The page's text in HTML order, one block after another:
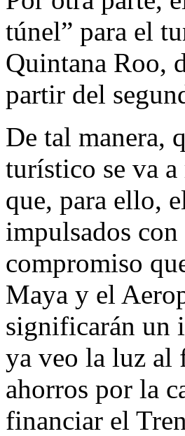
túnel” para el
Quintana Roo,
partir del
De tal manera,
turístico se va a
que, para ello,
impulsados
compromiso
Maya y el
significarán un
ya veo la luz al
ahorros por la
financiar el